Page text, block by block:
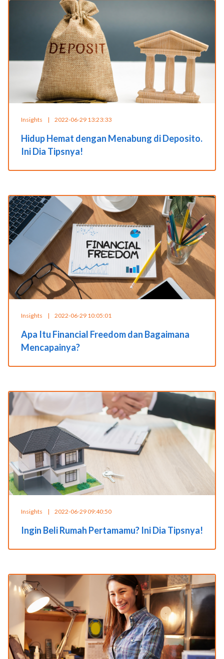
Insights | 2022-06-29 13:23:33
Hidup Hemat dengan Menabung di Deposito.
Ini Dia Tipsnya!
Insights | 2022-06-29 10:05:01
Apa Itu Financial Freedom dan Bagaimana
Mencapainya?
Insights | 2022-06-29 09:40:50
Ingin Beli Rumah Pertamamu? Ini Dia Tipsnya!